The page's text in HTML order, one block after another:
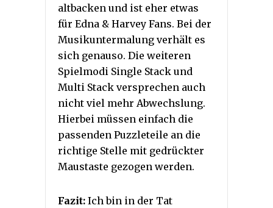
altbacken und ist eher etwas
für Edna & Harvey Fans. Bei der
Musikuntermalung verhält es
sich genauso. Die weiteren
Spielmodi Single Stack und
Multi Stack versprechen auch
nicht viel mehr Abwechslung.
Hierbei müssen einfach die
passenden Puzzleteile an die
richtige Stelle mit gedrückter
Maustaste gezogen werden.
Fazit: Ich bin in der Tat